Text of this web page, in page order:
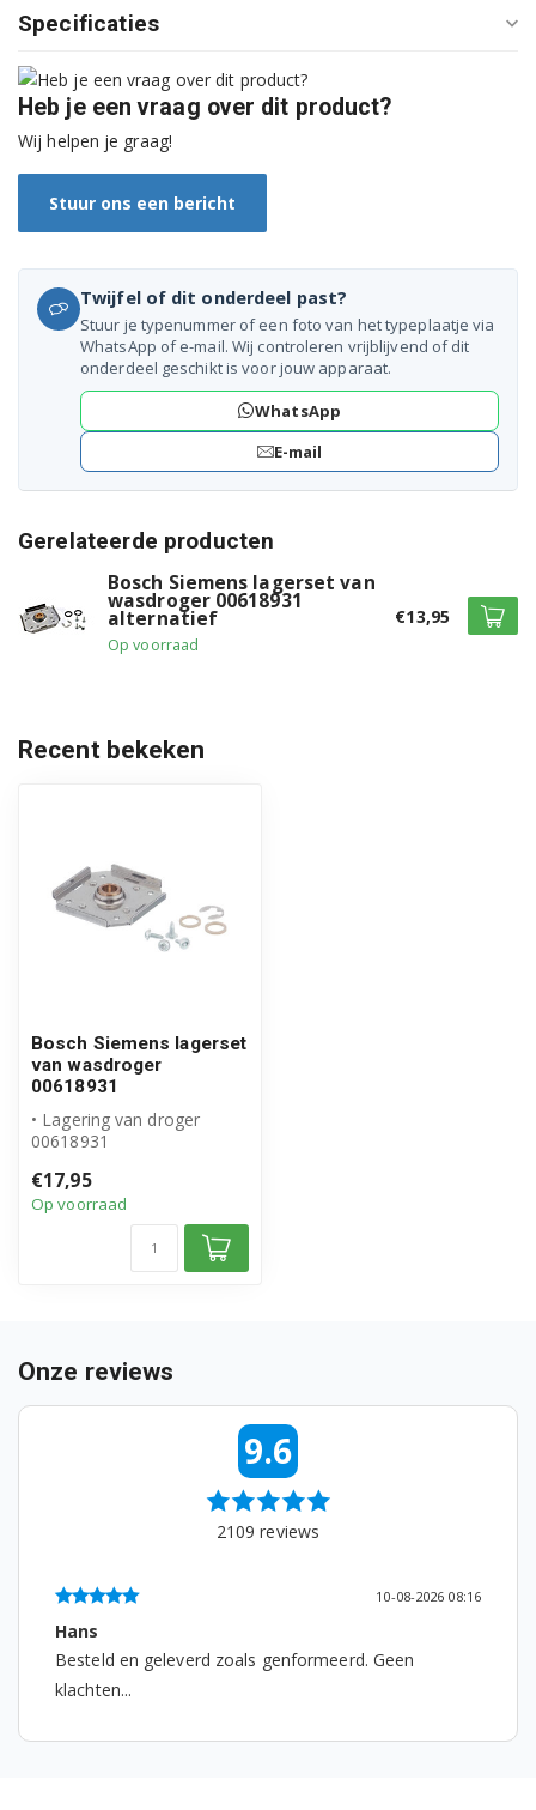
WQ41G20EK/01
WQ41G20G0/01
WQ41G2A90/01
WQ45A2D10W/02
WQ45B290UA/01
WQ45B2B40/01
WQ45B2B90/01
WQ45B2BFCB/01
WQ45B2BG0/01
WQ45G2090/03
WQ45G2D00/01
WQ45G2D5FG/01
WQ45G2D90/01
WQ46B2C90/01
WQ46B2DX40/01
WQG233DMFG/04
WQG235D00/01
WQG235D1NL/01
WQG235D4FG/01
WQG235D8FG/01
WQG235DPFG/01
WQG241000/01
WQG241030/01
WQG2410H0/01
Specificaties
Heb je een vraag over dit product?
Wij helpen je graag!
Stuur ons een bericht
Twijfel of dit onderdeel past?
Stuur je typenummer of een foto van het typeplaatje via
WhatsApp of e-mail. Wij controleren vrijblijvend of dit
onderdeel geschikt is voor jouw apparaat.
WhatsApp
E-mail
Gerelateerde producten
Bosch Siemens lagerset van
wasdroger 00618931
alternatief
Op voorraad
€13,95
Recent bekeken
Bosch Siemens lagerset
van wasdroger
00618931
• Lagering van droger
00618931
product
• Lagerset co...
€17,95
Op voorraad
Onze reviews
9.6
2109 reviews
10-08-2026 08:16
Hans
Besteld en geleverd zoals genformeerd. Geen
klachten...